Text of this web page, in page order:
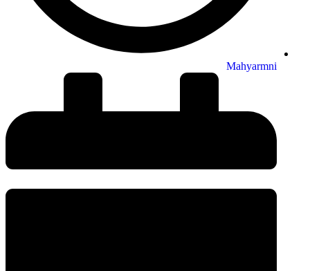
Mahyarmni